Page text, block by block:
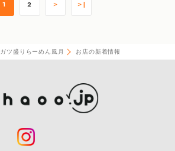
1 2 ＞ ＞|
ガツ盛りらーめん風月 お店の新着情報